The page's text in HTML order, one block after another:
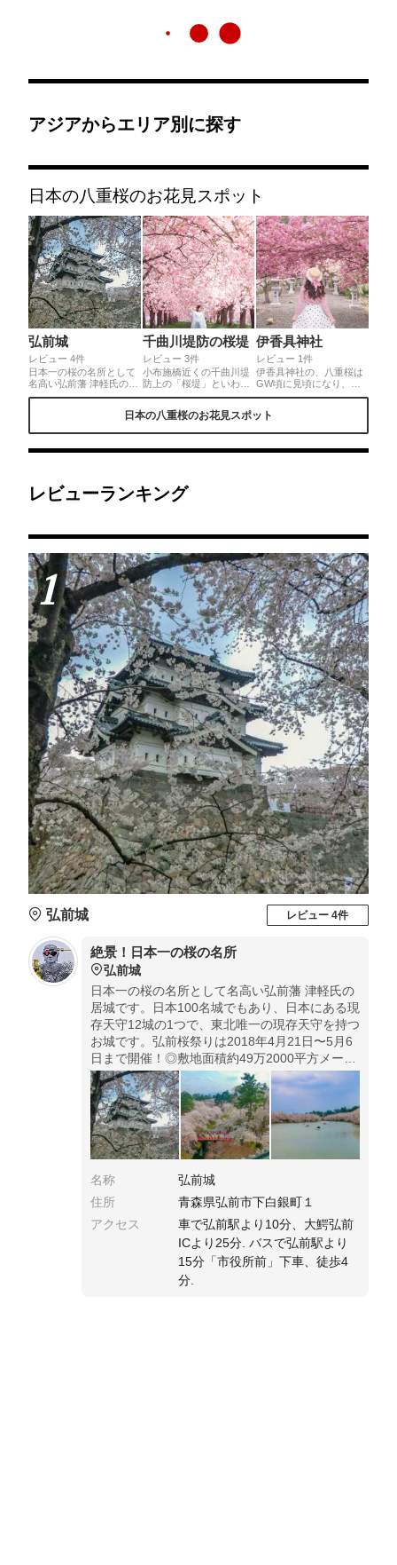
アジアからエリア別に探す
日本の八重桜のお花見スポット
弘前城
レビュー 4件
日本一の桜の名所として
名高い弘前藩 津軽氏の居
城です。日本100名城で
天守12城の1つで、東北
2018年4月21日〜5月6日
弘前公園内には、しだれ
桜や八重桜など52種、約
わせてライトアップを開
千曲川堤防の桜堤
レビュー 3件
小布施橋近くの千曲川堤
防上の「桜堤」といわれ
る場所には、全長4キロ
「一葉」が植えられてい
ています🙌🏻
伊香具神社
レビュー 1件
伊香具神社の、八重桜は
GW頃に見頃になり、ソ
メイヨシノとはまた違っ
す♡また、散った後は地
くれます♡
日本の八重桜のお花見スポット
レビューランキング
1
弘前城 レビュー 4件
絶景！日本一の桜の名所
弘前城
日本一の桜の名所として名高い弘前藩 津軽氏の
居城です。日本100名城でもあり、日本にある現
存天守12城の1つで、東北唯一の現存天守を持つ
お城です。弘前桜祭りは2018年4月21日〜5月6
日まで開催！◎敷地面積約49万2000平方メート
ルの弘前公園内には、しだれ桜や八重桜など52
種、約2600 本の桜が咲き、さくらまつりの開催
時期に合わせてライトアップを開催してます
よ！
名称
弘前城
住所
青森県弘前市下白銀町１
アクセス
車で弘前駅より10分、大鰐弘前
ICより25分. バスで弘前駅より
15分「市役所前」下車、徒歩4
分.